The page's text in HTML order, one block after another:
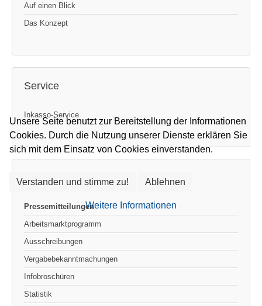
Auf einen Blick
Das Konzept
Service
Inkasso-Service
Veröffentlichungen
Pressemitteilungen
Arbeitsmarktprogramm
Ausschreibungen
Vergabebekanntmachungen
Infobroschüren
Statistik
Unsere Seite benutzt zur Bereitstellung der Informationen
Cookies. Durch die Nutzung unserer Dienste erklären Sie
sich mit dem Einsatz von Cookies einverstanden.
Verstanden und stimme zu! Ablehnen
Weitere Informationen